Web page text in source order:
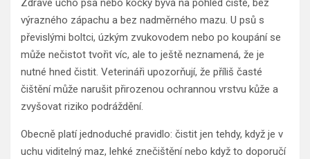
Zdravé ucho psa nebo kočky bývá na pohled čisté, bez
výrazného zápachu a bez nadměrného mazu. U psů s
převislými boltci, úzkým zvukovodem nebo po koupání se
může nečistot tvořit víc, ale to ještě neznamená, že je
nutné hned čistit. Veterináři upozorňují, že příliš časté
čištění může narušit přirozenou ochrannou vrstvu kůže a
zvyšovat riziko podráždění.
Obecně platí jednoduché pravidlo: čistit jen tehdy, když je v
uchu viditelný maz, lehké znečištění nebo když to doporučí